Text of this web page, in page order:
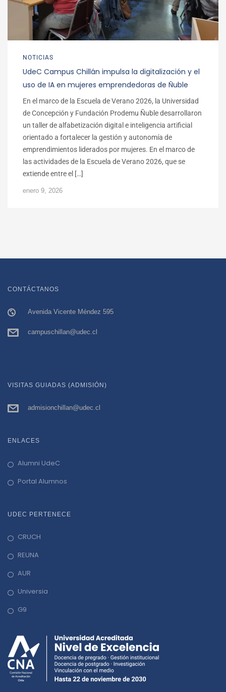
NOTICIAS
UdeC Campus Chillán impulsa la digitalización y el
uso de IA en mujeres emprendedoras de Ñuble
En el marco de la Escuela de Verano 2026, la Universidad
de Concepción y Fundación Prodemu Ñuble desarrollaron
un taller de alfabetización digital e inteligencia artificial
orientado a fortalecer la gestión y autonomía de
emprendimientos liderados por mujeres. En el marco de
las actividades de la Escuela de Verano 2026, que se
extiende entre el […]
enero 9, 2026
CONTÁCTANOS
Avenida Vicente Méndez 595
campuschillan@udec.cl
VISITAS GUIADAS (ADMISIÓN)
admisionchillan@udec.cl
ENLACES
Alumni UdeC
Portal Alumnos
UDEC PERTENECE
CRUCH
REUNA
AUR
Universia
G9